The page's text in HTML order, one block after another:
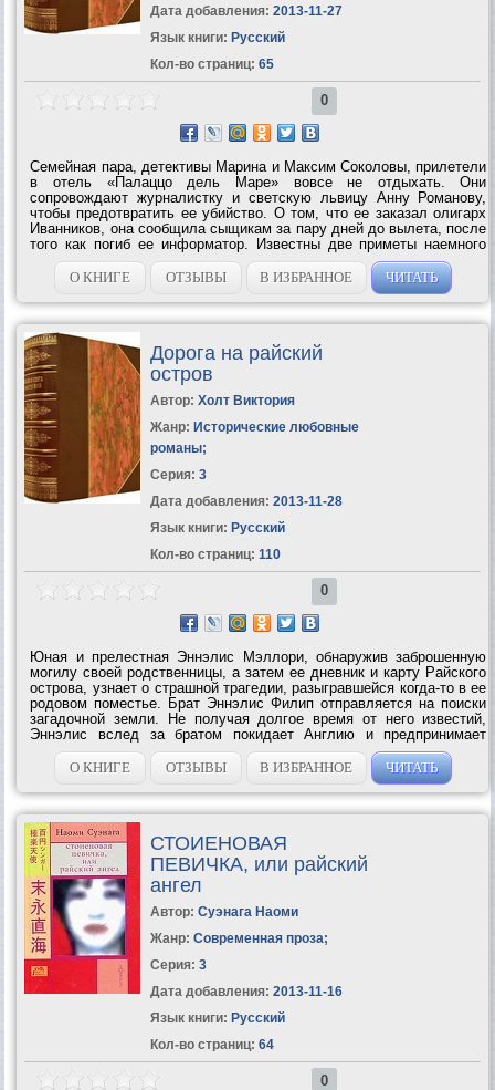
Дата добавления: 2013-11-27
Язык книги: Русский
Кол-во страниц: 65
0
Семейная пара, детективы Марина и Максим Соколовы, прилетели
в отель «Палаццо дель Маре» вовсе не отдыхать. Они
сопровождают журналистку и светскую львицу Анну Романову,
чтобы предотвратить ее убийство. О том, что ее заказал олигарх
Иванников, она сообщила сыщикам за пару дней до вылета, после
того как погиб ее информатор. Известны две приметы наемного
убийцы: он чемпион по одному из водных видов спорта и имеет
некую странность, иначе...
О КНИГЕ ОТЗЫВЫ В ИЗБРАННОЕ ЧИТАТЬ
Дорога на райский
остров
Автор: Холт Виктория
Жанр: Исторические любовные
романы;
Серия: 3
Дата добавления: 2013-11-28
Язык книги: Русский
Кол-во страниц: 110
0
Юная и прелестная Эннэлис Мэллори, обнаружив заброшенную
могилу своей родственницы, а затем ее дневник и карту Райского
острова, узнает о страшной трагедии, разыгравшейся когда-то в ее
родовом поместье. Брат Эннэлис Филип отправляется на поиски
загадочной земли. Не получая долгое время от него известий,
Эннэлис вслед за братом покидает Англию и предпринимает
рискованное путешествие на другой край Света. Ее ждут
приключения,...
О КНИГЕ ОТЗЫВЫ В ИЗБРАННОЕ ЧИТАТЬ
СТОИЕНОВАЯ
ПЕВИЧКА, или райский
ангел
Автор: Суэнага Наоми
Жанр: Современная проза;
Серия: 3
Дата добавления: 2013-11-16
Язык книги: Русский
Кол-во страниц: 64
0